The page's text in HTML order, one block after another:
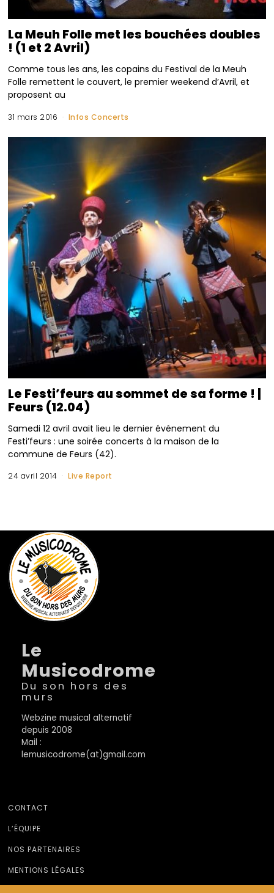
La Meuh Folle met les bouchées doubles
! (1 et 2 Avril)
Comme tous les ans, les copains du Festival de la Meuh
Folle remettent le couvert, le premier weekend d’Avril, et
proposent au
31 mars 2016 Infos Concerts
Le Festi’feurs au sommet de sa forme ! |
Feurs (12.04)
Samedi 12 avril avait lieu le dernier événement du
Festi’feurs : une soirée concerts à la maison de la
commune de Feurs (42).
24 avril 2014 Live Report
Le
Musicodrome
Du son hors des
murs
Webzine musical alternatif
depuis 2008
Mail :
lemusicodrome(at)gmail.com
CONTACT
L’ÉQUIPE
NOS PARTENAIRES
MENTIONS LÉGALES